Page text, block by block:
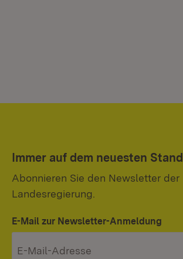
Immer auf dem neuesten Stand
Abonnieren Sie den Newsletter der
Landesregierung.
E-Mail zur Newsletter-Anmeldung